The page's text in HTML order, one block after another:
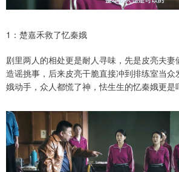
1：楚嘉禾救了忆秦娥
剧里两人的相处更是耐人寻味，先是皮亮夫
造谣挑事，后来皮亮干脆直接冲到排练室当众
娥动手，众人都慌了神，怯生生的忆秦娥更是